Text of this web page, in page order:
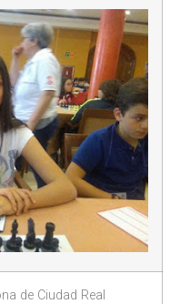
de Ciudad Real